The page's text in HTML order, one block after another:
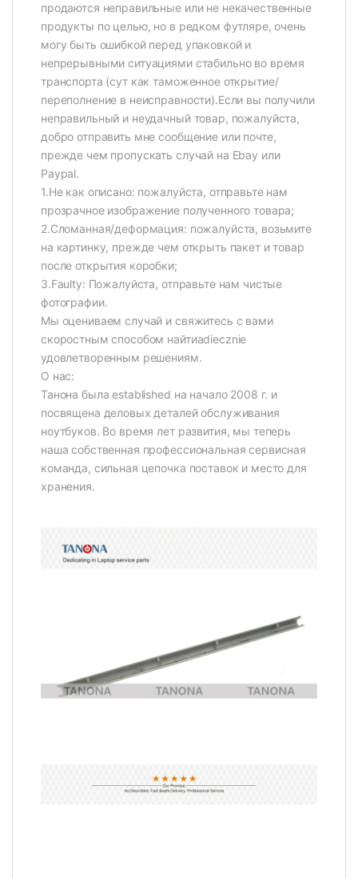
продаются неправильные или не некачественные
продукты по целью, но в редком футляре, очень
могу быть ошибкой перед упаковкой и
непрерывными ситуациями стабильно во время
транспорта (сут как таможенное открытие/
переполнение в неисправности).Если вы получили
неправильный и неудачный товар, пожалуйста,
добро отправить мне сообщение или почте,
прежде чем пропускать случай на Ebay или
Paypal.
1.Не как описано: пожалуйста, отправьте нам
прозрачное изображение полученного товара;
2.Сломанная/деформация: пожалуйста, возьмите
на картинку, прежде чем открыть пакет и товар
после открытия коробки;
3.Faulty: Пожалуйста, отправьте нам чистые
фотографии.
Мы оцениваем случай и свяжитесь с вами
скоростным способом найтиadiecznie
удовлетворенным решениям.
О нас:
Танона была established на начало 2008 г. и
посвящена деловых деталей обслуживания
ноутбуков. Во время лет развития, мы теперь
наша собственная профессиональная сервисная
команда, сильная цепочка поставок и место для
хранения.